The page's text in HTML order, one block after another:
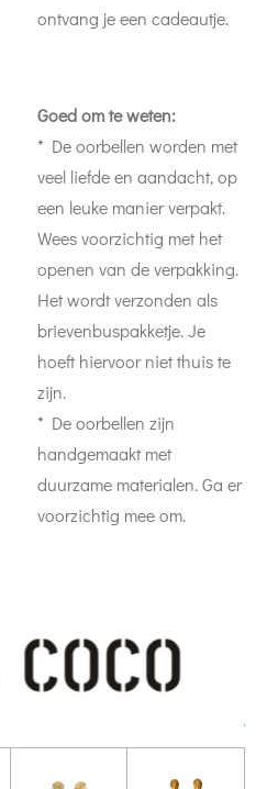
ontvang je een cadeautje.
Goed om te weten:
* De oorbellen worden met
veel liefde en aandacht, op
een leuke manier verpakt.
Wees voorzichtig met het
openen van de verpakking.
Het wordt verzonden als
brievenbuspakketje. Je
hoeft hiervoor niet thuis te
zijn.
* De oorbellen zijn
handgemaakt met
duurzame materialen. Ga er
voorzichtig mee om.